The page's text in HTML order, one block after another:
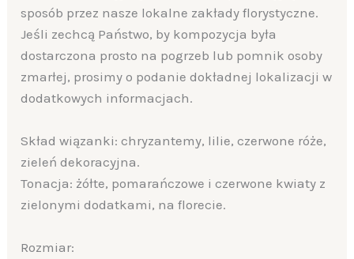
sposób przez nasze lokalne zakłady florystyczne.
Jeśli zechcą Państwo, by kompozycja była
dostarczona prosto na pogrzeb lub pomnik osoby
zmarłej, prosimy o podanie dokładnej lokalizacji w
dodatkowych informacjach.
Skład wiązanki: chryzantemy, lilie, czerwone róże,
zieleń dekoracyjna.
Tonacja: żółte, pomarańczowe i czerwone kwiaty z
zielonymi dodatkami, na florecie.
Rozmiar: